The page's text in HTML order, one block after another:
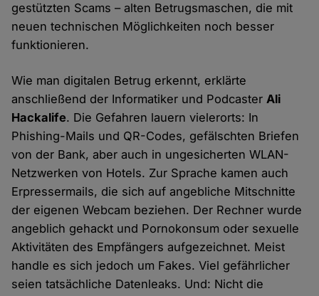
gestützten Scams – alten Betrugsmaschen, die mit
neuen technischen Möglichkeiten noch besser
funktionieren.
Wie man digitalen Betrug erkennt, erklärte
anschließend der Informatiker und Podcaster Ali
Hackalife. Die Gefahren lauern vielerorts: In
Phishing-Mails und QR-Codes, gefälschten Briefen
von der Bank, aber auch in ungesicherten WLAN-
Netzwerken von Hotels. Zur Sprache kamen auch
Erpressermails, die sich auf angebliche Mitschnitte
der eigenen Webcam beziehen. Der Rechner wurde
angeblich gehackt und Pornokonsum oder sexuelle
Aktivitäten des Empfängers aufgezeichnet. Meist
handle es sich jedoch um Fakes. Viel gefährlicher
seien tatsächliche Datenleaks. Und: Nicht die